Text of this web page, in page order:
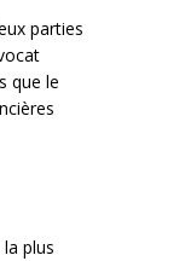
parties
que le
plus